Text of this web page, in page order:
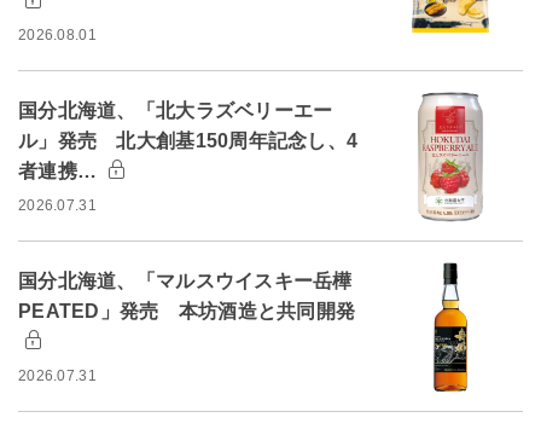
2026.08.01
国分北海道、「北大ラズベリーエー
ル」発売 北大創基150周年記念し、4
者連携…
2026.07.31
国分北海道、「マルスウイスキー岳樺
PEATED」発売 本坊酒造と共同開発
2026.07.31